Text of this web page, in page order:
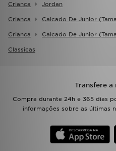
Crianca Jordan
Crianca Calcado De Junior
Crianca Calcado De Junior
Classicas
Transfere a
Compra durante 24h e 365 dias
informações sobre as últimas